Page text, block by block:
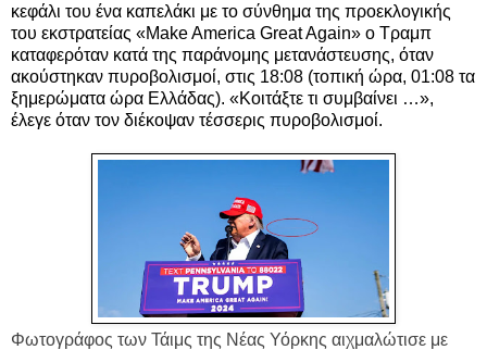
κεφάλι του ένα καπελάκι με το σύνθημα της προεκλογικής
του εκστρατείας «Make America Great Again» ο Τραμπ
καταφερόταν κατά της παράνομης μετανάστευσης, όταν
ακούστηκαν πυροβολισμοί, στις 18:08 (τοπική ώρα, 01:08 τα
ξημερώματα ώρα Ελλάδας). «Κοιτάξτε τι συμβαίνει …»,
έλεγε όταν τον διέκοψαν τέσσερις πυροβολισμοί.
Φωτογράφος των Τάιμς της Νέας Υόρκης αιχμαλώτισε με